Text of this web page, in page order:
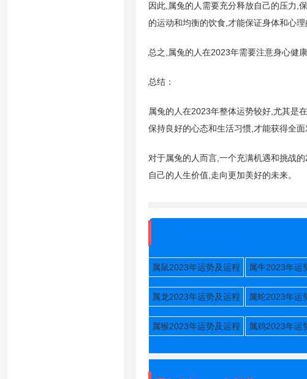
因此,属兔的人需要充分释放自己的压力,
的运动和均衡的饮食,才能保证身体和心理
总之,属兔的人在2023年需要注意身心健
总结：
属兔的人在2023年整体运势较好,尤其是
保持良好的心态和生活习惯,才能获得全面
对于属兔的人而言,一个充满机遇和挑战
自己的人生价值,走向更加美好的未来。
属鼠2023年运势及运程 属牛2023年运
属龙2023年运势及运程 属蛇2023年运
属猴2023年运势及运程 属鸡2023年运